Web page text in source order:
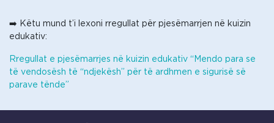
➡️ Këtu mund t’i lexoni rregullat për pjesëmarrjen në kuizin
edukativ:
Rregullat e pjesëmarrjes në kuizin edukativ “Mendo para se
të vendosësh të “ndjekësh” për të ardhmen e sigurisë së
parave tënde”